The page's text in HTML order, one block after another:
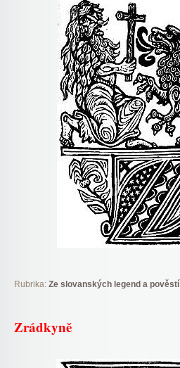
Rubrika: Ze slovanských legend a pověstí
Zrádkyně